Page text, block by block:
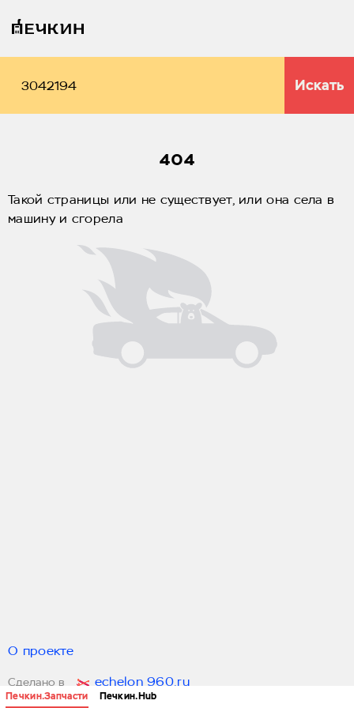
Печкин.Запчасти Печкин.Hub
Искать
404
Такой страницы или не существует, или она села в
машину и сгорела
О проекте
Сделано в echelon 960.ru